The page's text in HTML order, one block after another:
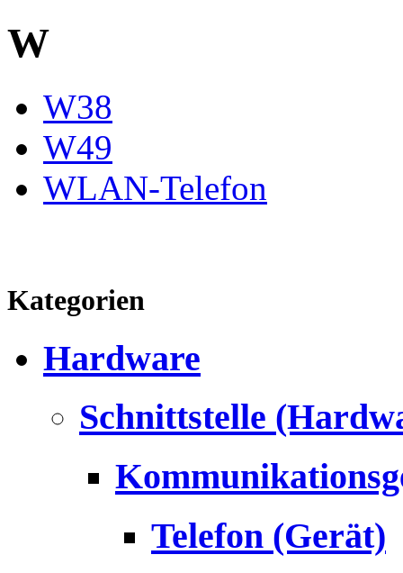
W
W38
W49
WLAN-Telefon
Kategorien
Hardware
Schnittstelle
Telefon (Gerät)